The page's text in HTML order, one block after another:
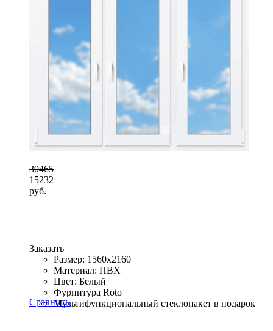
30465
15232
руб.
Заказать
Размер: 1560x2160
Материал: ПВХ
Цвет: Белый
Фурнитура Roto
Мультифункциональный стеклопакет в подарок
Сравнить